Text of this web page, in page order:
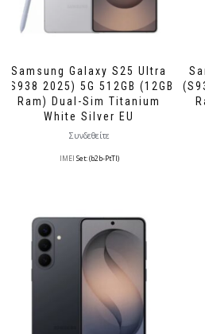
Samsung Galaxy S25 Ultra
(S938 2025) 5G 512GB (12GB
Ram) Dual-Sim Titanium
White Silver EU
Συνδεθείτε
IMEI Set: (b2b-PtTl)